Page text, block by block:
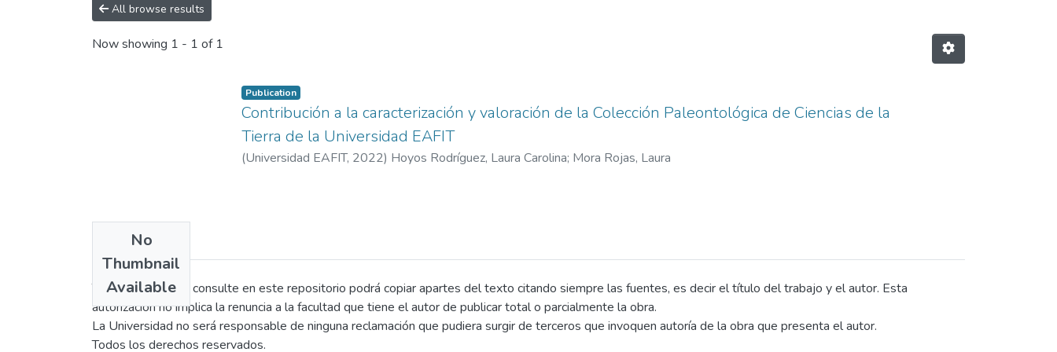
All browse results
Now showing 1 - 1 of 1
No
Thumbnail
Available
Publication
Contribución a la caracterización y valoración de la Colección Paleontológica de Ciencias de la
Tierra de la Universidad EAFIT
(Universidad EAFIT, 2022) Hoyos Rodríguez, Laura Carolina; Mora Rojas, Laura
Toda persona que consulte en este repositorio podrá copiar apartes del texto citando siempre las fuentes, es decir el título del trabajo y el autor. Esta
autorización no implica la renuncia a la facultad que tiene el autor de publicar total o parcialmente la obra.
La Universidad no será responsable de ninguna reclamación que pudiera surgir de terceros que invoquen autoría de la obra que presenta el autor.
Todos los derechos reservados.